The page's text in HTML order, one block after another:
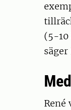
(5-10
René